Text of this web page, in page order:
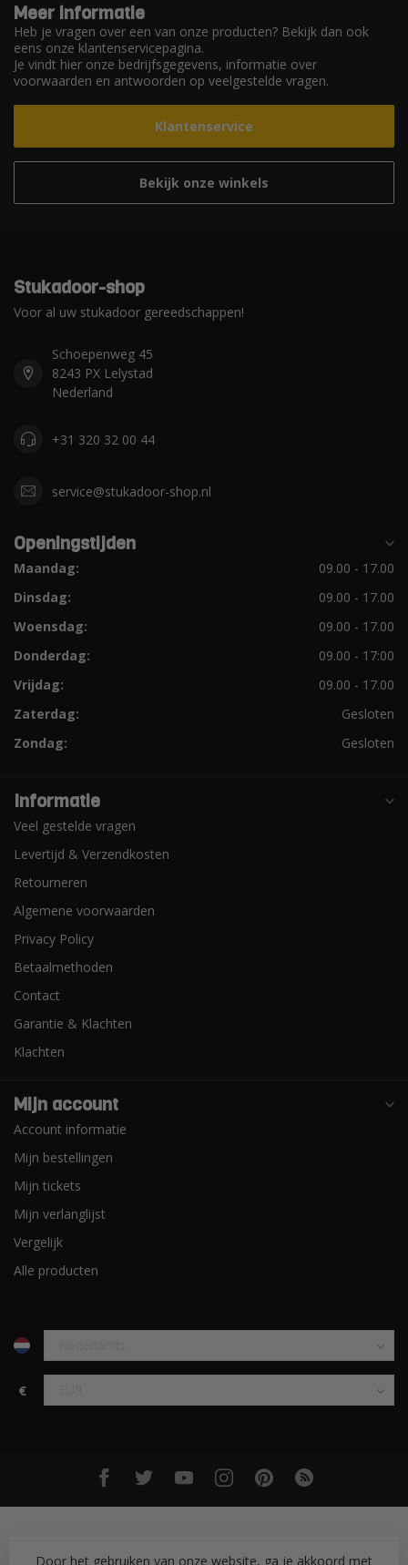
Meer informatie
Heb je vragen over een van onze producten? Bekijk dan ook
eens onze klantenservicepagina.
Je vindt hier onze bedrijfsgegevens, informatie over
voorwaarden en antwoorden op veelgestelde vragen.
Klantenservice
Bekijk onze winkels
Stukadoor-shop
Voor al uw stukadoor gereedschappen!
Schoepenweg 45
8243 PX Lelystad
Nederland
+31 320 32 00 44
service@stukadoor-shop.nl
Openingstijden
Maandag:
09.00 - 17.00
Dinsdag:
09.00 - 17.00
Woensdag:
09.00 - 17.00
Donderdag:
09.00 - 17:00
Vrijdag:
09.00 - 17.00
Zaterdag:
Gesloten
Zondag:
Gesloten
Informatie
Veel gestelde vragen
Levertijd & Verzendkosten
Retourneren
Algemene voorwaarden
Privacy Policy
Betaalmethoden
Contact
Garantie & Klachten
Klachten
Mijn account
Account informatie
Mijn bestellingen
Mijn tickets
Mijn verlanglijst
Vergelijk
Alle producten
€
Door het gebruiken van onze website, ga je akkoord met